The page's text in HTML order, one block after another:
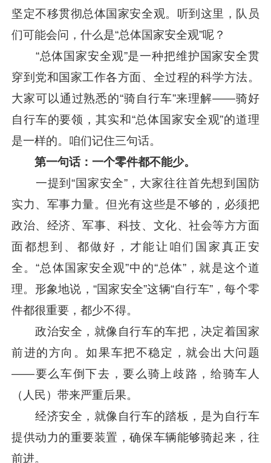
坚定不移贯彻总体国家安全观。听到这里，队员
们可能会问，什么是“总体国家安全观”呢？
“总体国家安全观”是一种把维护国家安全贯
穿到党和国家工作各方面、全过程的科学方法。
大家可以通过熟悉的“骑自行车”来理解——骑好
自行车的要领，其实和“总体国家安全观”的道理
是一样的。咱们记住三句话。
第一句话：一个零件都不能少。
一提到“国家安全”，大家往往首先想到国防
实力、军事力量。但光有这些是不够的，必须把
政治、经济、军事、科技、文化、社会等方方面
面都想到、都做好，才能让咱们国家真正安
全。“总体国家安全观”中的“总体”，就是这个道
理。形象地说，“国家安全”这辆“自行车”，每个零
件都很重要，都少不得。
政治安全，就像自行车的车把，决定着国家
前进的方向。如果车把不稳定，就会出大问题
——要么车倒下去，要么骑上歧路，给骑车人
（人民）带来严重后果。
经济安全，就像自行车的踏板，是为自行车
提供动力的重要装置，确保车辆能够骑起来，往
前进。